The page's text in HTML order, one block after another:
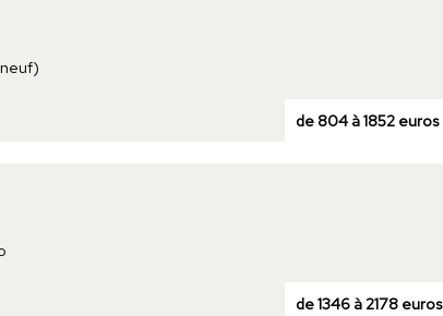
de 804 à 1852 euros
de 1346 à 2178 euros